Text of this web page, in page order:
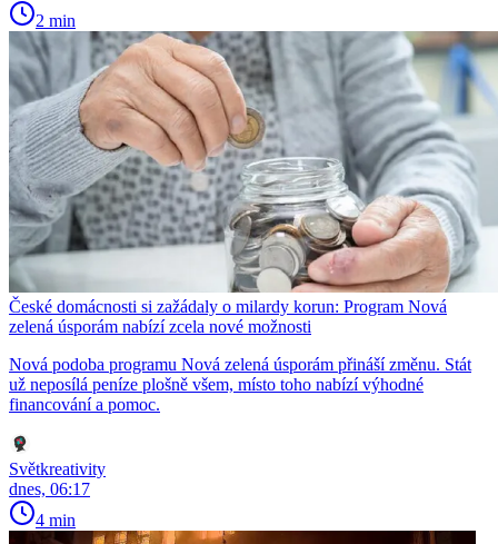
2 min
České domácnosti si zažádaly o milardy korun: Program Nová
zelená úsporám nabízí zcela nové možnosti
Nová podoba programu Nová zelená úsporám přináší změnu. Stát
už neposílá peníze plošně všem, místo toho nabízí výhodné
financování a pomoc.
Světkreativity
dnes, 06:17
4 min